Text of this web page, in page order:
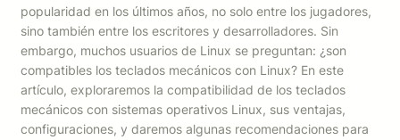
popularidad en los últimos años, no solo entre los jugadores,
sino también entre los escritores y desarrolladores. Sin
embargo, muchos usuarios de Linux se preguntan: ¿son
compatibles los teclados mecánicos con Linux? En este
artículo, exploraremos la compatibilidad de los teclados
mecánicos con sistemas operativos Linux, sus ventajas,
configuraciones, y daremos algunas recomendaciones para